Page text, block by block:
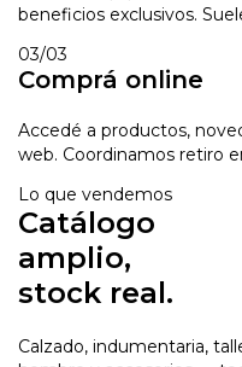
beneficios exclusivos.
03/03
Comprá online
Accedé a productos,
web. Coordinamos retiro
Lo que vendemos
Catálogo
amplio,
stock real.
Calzado, indumentaria,